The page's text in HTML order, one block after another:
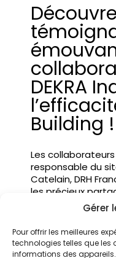
Gérer
Pour offrir les meilleures
technologies telles que les
informations des
DEKRA
Building !
Les collaborateurs
responsable du
Catelain, DRH
les précieux